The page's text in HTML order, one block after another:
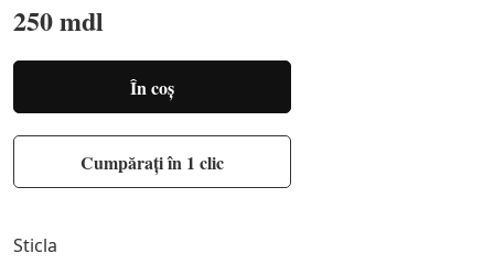
250 mdl
În coș
Cumpărați în 1 clic
Sticla